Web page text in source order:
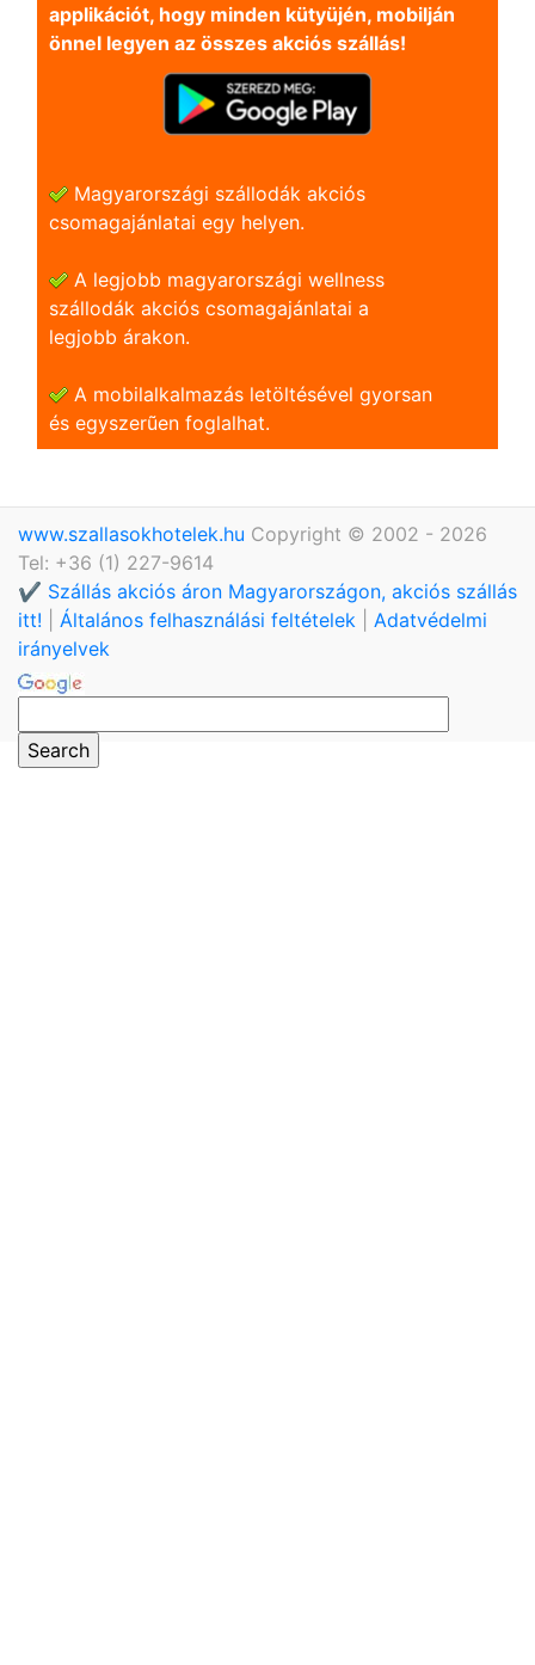
applikációt, hogy minden kütyüjén, mobilján
önnel legyen az összes akciós szállás!
Magyarországi szállodák akciós
csomagajánlatai egy helyen.
A legjobb magyarországi wellness
szállodák akciós csomagajánlatai a
legjobb árakon.
A mobilalkalmazás letöltésével gyorsan
és egyszerũen foglalhat.
www.szallasokhotelek.hu Copyright © 2002 - 2026
Tel: +36 (1) 227-9614
✔️ Szállás akciós áron Magyarországon, akciós szállás
itt!
Általános felhasználási feltételek
Adatvédelmi
irányelvek